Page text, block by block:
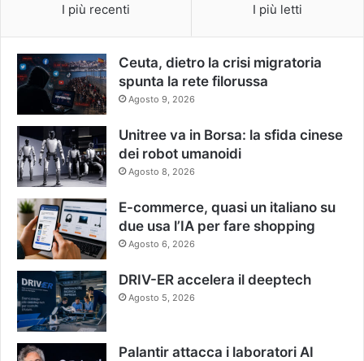
I più recenti I più letti
Ceuta, dietro la crisi migratoria
spunta la rete filorussa
Agosto 9, 2026
Unitree va in Borsa: la sfida cinese
dei robot umanoidi
Agosto 8, 2026
E-commerce, quasi un italiano su
due usa l’IA per fare shopping
Agosto 6, 2026
DRIV-ER accelera il deeptech
Agosto 5, 2026
Palantir attacca i laboratori AI